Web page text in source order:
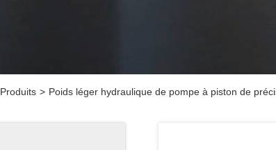
Produits > Poids léger hydraulique de pompe à piston de